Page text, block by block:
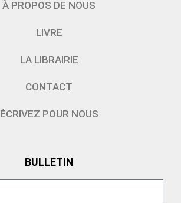
À PROPOS DE NOUS
LIVRE
LA LIBRAIRIE
CONTACT
ÉCRIVEZ POUR NOUS
BULLETIN